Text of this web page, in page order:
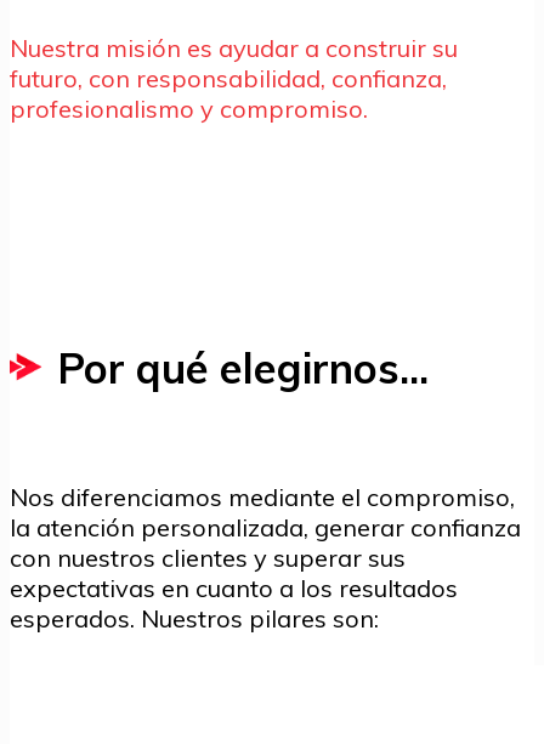
Nuestra misión es ayudar a construir su
futuro, con responsabilidad, confianza,
profesionalismo y compromiso.
Por qué elegirnos...
Nos diferenciamos mediante el compromiso,
la atención personalizada, generar confianza
con nuestros clientes y superar sus
expectativas en cuanto a los resultados
esperados. Nuestros pilares son: